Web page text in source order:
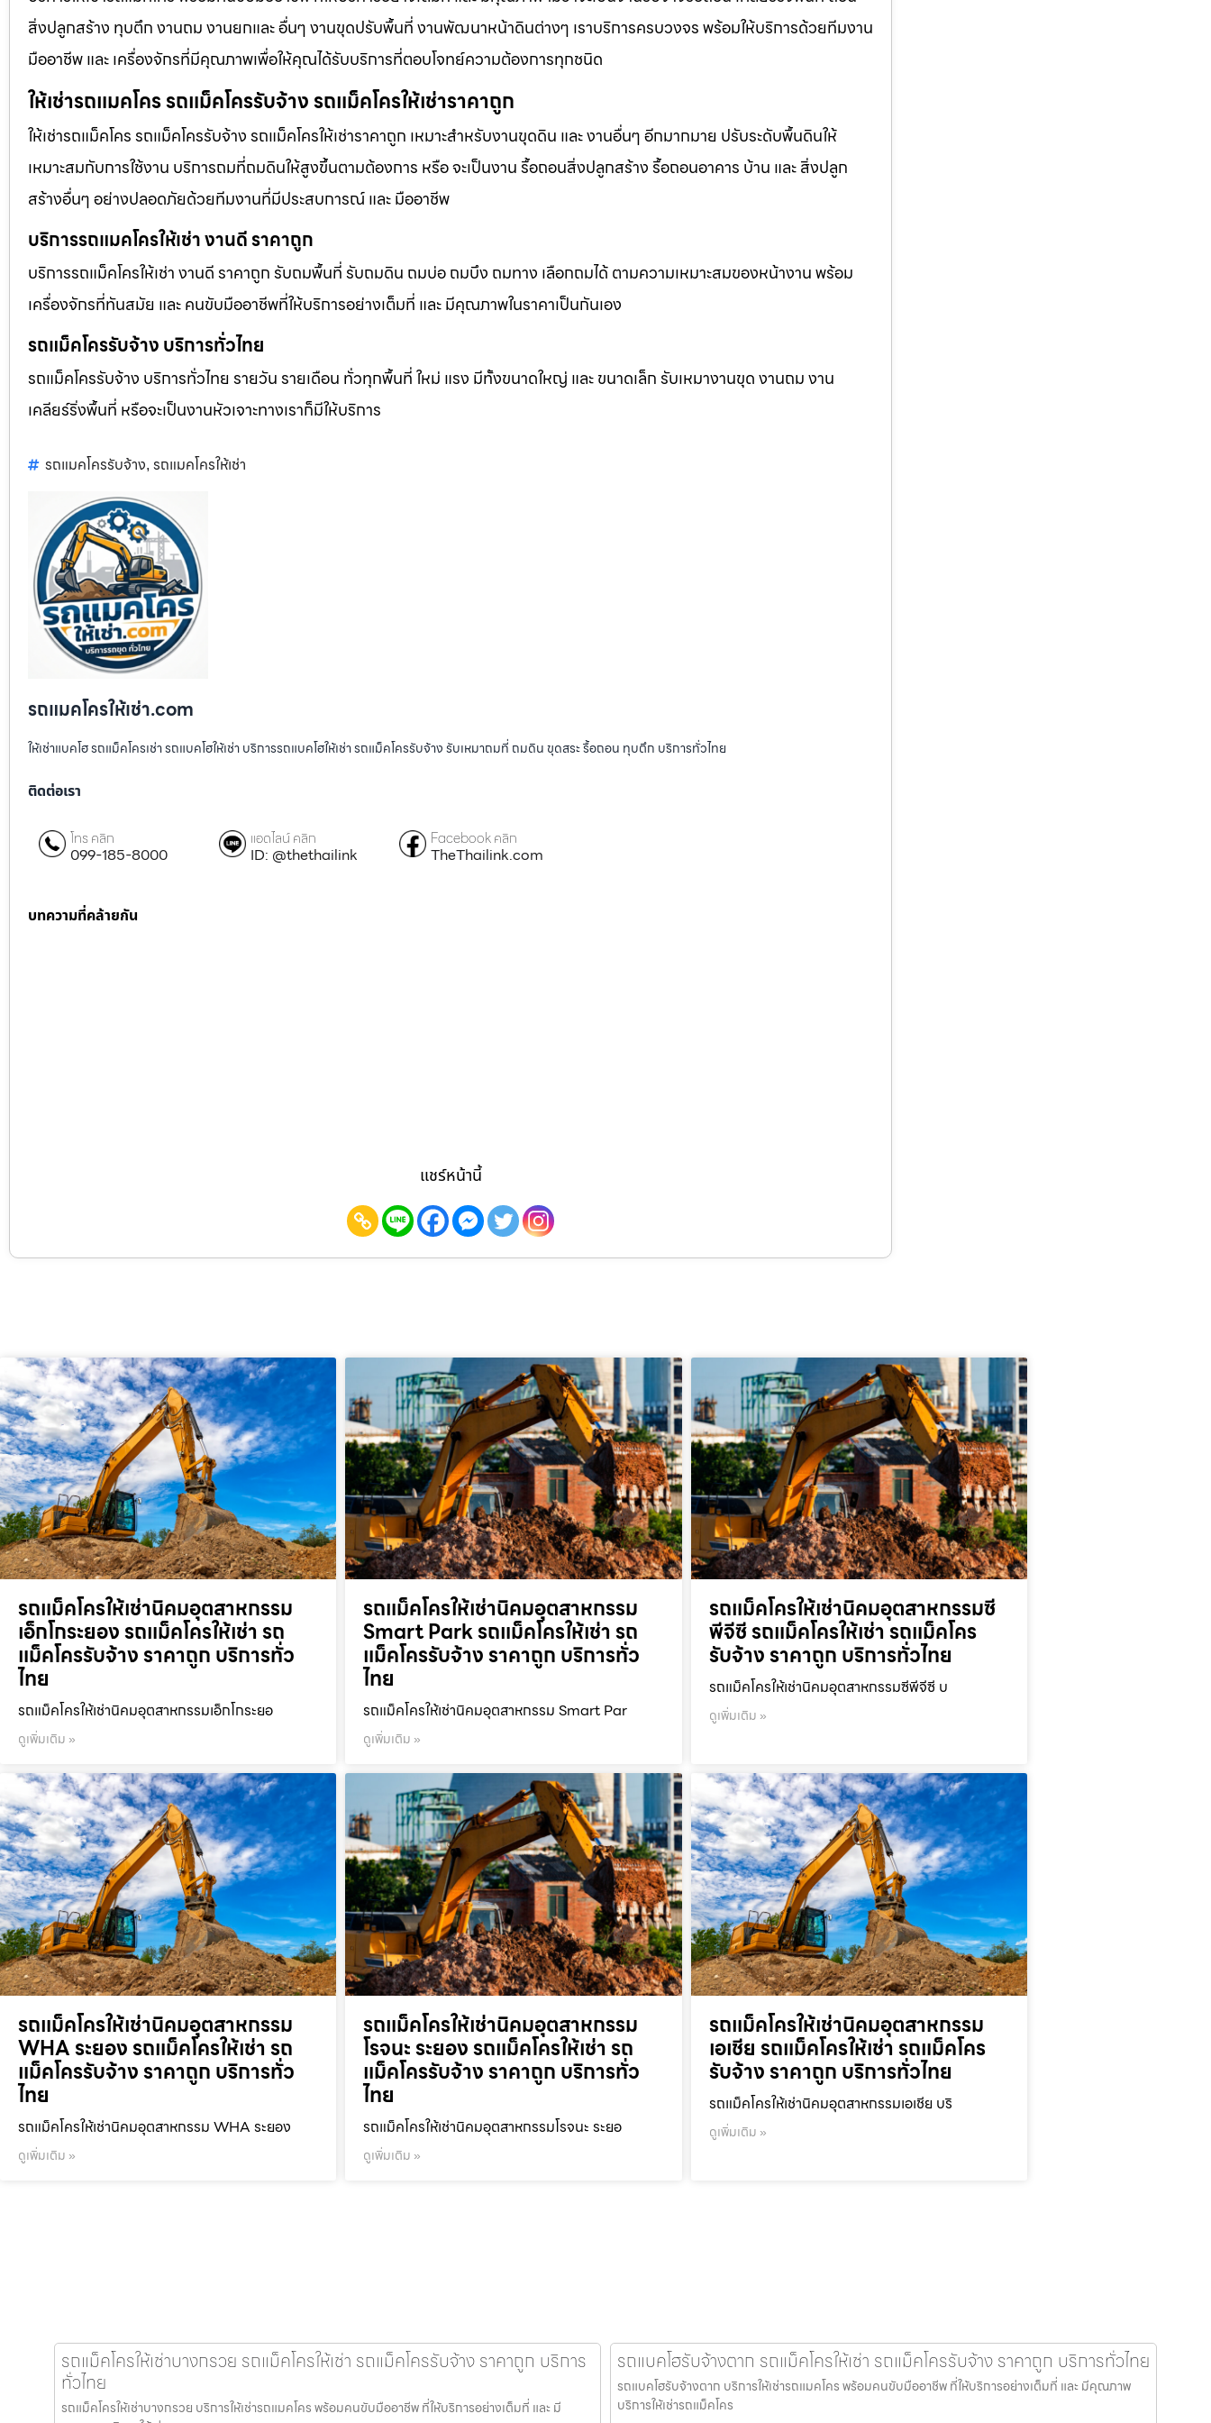
สิ่งปลูกสร้าง ทุบตึก งานถม งานยกและ อื่นๆ งานขุดปรับพื้นที่ งานพัฒนาหน้าดินต่างๆ เราบริการครบวงจร พร้อมให้บริการด้วยทีมงาน
มืออาชีพ และ เครื่องจักรที่มีคุณภาพเพื่อให้คุณได้รับบริการที่ตอบโจทย์ความต้องการทุกชนิด
ให้เช่ารถแมคโคร รถแม็คโครรับจ้าง รถแม็คโครให้เช่าราคาถูก
ให้เช่ารถแม็คโคร รถแม็คโครรับจ้าง รถแม็คโครให้เช่าราคาถูก เหมาะสำหรับงานขุดดิน และ งานอื่นๆ อีกมากมาย ปรับระดับพื้นดินให้
เหมาะสมกับการใช้งาน บริการถมที่ถมดินให้สูงขึ้นตามต้องการ หรือ จะเป็นงาน รื้อถอนสิ่งปลูกสร้าง รื้อถอนอาคาร บ้าน และ สิ่งปลูก
สร้างอื่นๆ อย่างปลอดภัยด้วยทีมงานที่มีประสบการณ์ และ มืออาชีพ
บริการรถแมคโครให้เช่า งานดี ราคาถูก
บริการรถแม็คโครให้เช่า งานดี ราคาถูก รับถมพื้นที่ รับถมดิน ถมบ่อ ถมบึง ถมทาง เลือกถมได้ ตามความเหมาะสมของหน้างาน พร้อม
เครื่องจักรที่ทันสมัย และ คนขับมืออาชีพที่ให้บริการอย่างเต็มที่ และ มีคุณภาพในราคาเป็นกันเอง
รถแม็คโครรับจ้าง บริการทั่วไทย
รถแม็คโครรับจ้าง บริการทั่วไทย รายวัน รายเดือน ทั่วทุกพื้นที่ ใหม่ แรง มีทั้งขนาดใหญ่ และ ขนาดเล็ก รับเหมางานขุด งานถม งาน
เคลียร์ริ่งพื้นที่ หรือจะเป็นงานหัวเจาะทางเราก็มีให้บริการ
รถแมคโครรับจ้าง, รถแมคโครให้เช่า
รถแมคโครให้เช่า.com
ให้เช่าแบคโฮ รถแม็คโครเช่า รถแบคโฮให้เช่า บริการรถแบคโฮให้เช่า รถแม็คโครรับจ้าง รับเหมาถมที่ ถมดิน ขุดสระ รื้อถอน ทุบตึก บริการทั่วไทย
ติดต่อเรา
โทร คลิก
099-185-8000
แอดไลน์ คลิก
ID: @thethailink
Facebook คลิก
TheThailink.com
บทความที่คล้ายกัน
แชร์หน้านี้
รถแม็คโครให้เช่านิคมอุตสาหกรรม
เอ็กโกระยอง รถแม็คโครให้เช่า รถ
แม็คโครรับจ้าง ราคาถูก บริการทั่ว
ไทย
รถแม็คโครให้เช่านิคมอุตสาหกรรมเอ็กโกระยอ
ดูเพิ่มเติม »
รถแม็คโครให้เช่านิคมอุตสาหกรรม
Smart Park รถแม็คโครให้เช่า รถ
แม็คโครรับจ้าง ราคาถูก บริการทั่ว
ไทย
รถแม็คโครให้เช่านิคมอุตสาหกรรม Smart Par
ดูเพิ่มเติม »
รถแม็คโครให้เช่านิคมอุตสาหกรรมซี
พีจีซี รถแม็คโครให้เช่า รถแม็คโคร
รับจ้าง ราคาถูก บริการทั่วไทย
รถแม็คโครให้เช่านิคมอุตสาหกรรมซีพีจีซี บ
ดูเพิ่มเติม »
รถแม็คโครให้เช่านิคมอุตสาหกรรม
WHA ระยอง รถแม็คโครให้เช่า รถ
แม็คโครรับจ้าง ราคาถูก บริการทั่ว
ไทย
รถแม็คโครให้เช่านิคมอุตสาหกรรม WHA ระยอง
ดูเพิ่มเติม »
รถแม็คโครให้เช่านิคมอุตสาหกรรม
โรจนะ ระยอง รถแม็คโครให้เช่า รถ
แม็คโครรับจ้าง ราคาถูก บริการทั่ว
ไทย
รถแม็คโครให้เช่านิคมอุตสาหกรรมโรจนะ ระยอ
ดูเพิ่มเติม »
รถแม็คโครให้เช่านิคมอุตสาหกรรม
เอเชีย รถแม็คโครให้เช่า รถแม็คโคร
รับจ้าง ราคาถูก บริการทั่วไทย
รถแม็คโครให้เช่านิคมอุตสาหกรรมเอเชีย บริ
ดูเพิ่มเติม »
รถแม็คโครให้เช่าบางกรวย รถแม็คโครให้เช่า รถแม็คโครรับจ้าง ราคาถูก บริการ
ทั่วไทย
รถแม็คโครให้เช่าบางกรวย บริการให้เช่ารถแมคโคร พร้อมคนขับมืออาชีพ ที่ให้บริการอย่างเต็มที่ และ มี
รถแบคโฮรับจ้างตาก รถแม็คโครให้เช่า รถแม็คโครรับจ้าง ราคาถูก บริการทั่วไทย
รถแบคโฮรับจ้างตาก บริการให้เช่ารถแมคโคร พร้อมคนขับมืออาชีพ ที่ให้บริการอย่างเต็มที่ และ มีคุณภาพ
บริการให้เช่ารถแม็คโคร